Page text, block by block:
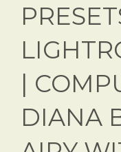
|
DIANA